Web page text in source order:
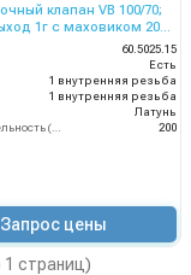
клапан VB 100/70;
1г с маховиком 200
60.5025.15
Есть
1 внутренняя резьба
1 внутренняя резьба
Латунь
200
Запрос цены
1 страниц)